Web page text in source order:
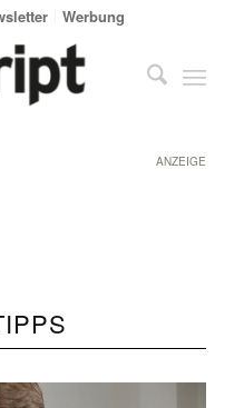
Werbung
ANZEIGE